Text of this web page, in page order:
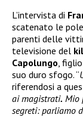
L’intervista di
scatenato le
parenti delle
televisione del
Capolungo ,
suo duro sfogo. “
riferendosi a
ai magistrati. Mio
segreti: parliamo